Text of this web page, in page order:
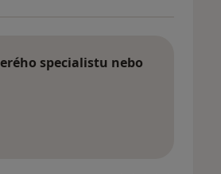
specialistu nebo